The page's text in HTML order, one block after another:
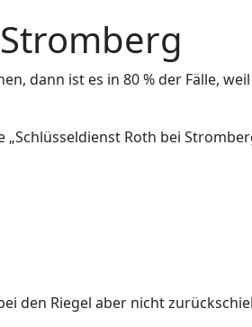
dann ist es in 80 % der Fälle,
Roth bei
den Riegel aber nicht